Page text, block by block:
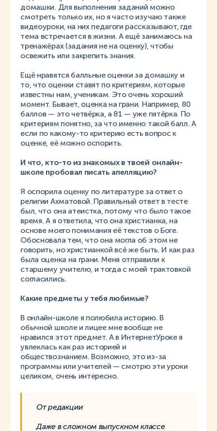
домашки. Для выполнения заданий можно
смотреть только их, но я часто изучаю также
видеоуроки, на них педагоги рассказывают, где
тема встречается в жизни. А ещё занимаюсь на
тренажёрах (задания не на оценку), чтобы
освежить или закрепить знания.
Ещё нравятся балльные оценки за домашку и
то, что оценки ставят по критериям, которые
известны нам, ученикам. Это очень хороший
момент. Бывает, оценка на грани. Например, 80
баллов — это четвёрка, а 81 — уже пятёрка. По
критериям понятно, за что именно такой балл. А
если по какому-то критерию есть вопрос к
оценке, её можно оспорить.
И что, кто-то из знакомых в твоей онлайн-
школе пробовал писать апелляцию?
Я оспорила оценку по литературе за ответ о
религии Ахматовой. Правильный ответ в тесте
был, что она атеистка, потому что было такое
время. А я ответила, что она христианка, на
основе моего понимания её текстов о Боге.
Обосновала тем, что она могла об этом не
говорить, но христианкой всё же быть. И как раз
была оценка на грани. Меня отправили к
старшему учителю, и тогда с моей трактовкой
согласились.
Какие предметы у тебя любимые?
В онлайн-школе я полюбила историю. В
обычной школе и лицее мне вообще не
нравился этот предмет. А в ИнтернетУроке я
увлеклась как раз историей и
обществознанием. Возможно, это из-за
программы или учителей — смотрю эти уроки
целиком, очень интересно.
От редакции
Даже в сложном выпускном классе